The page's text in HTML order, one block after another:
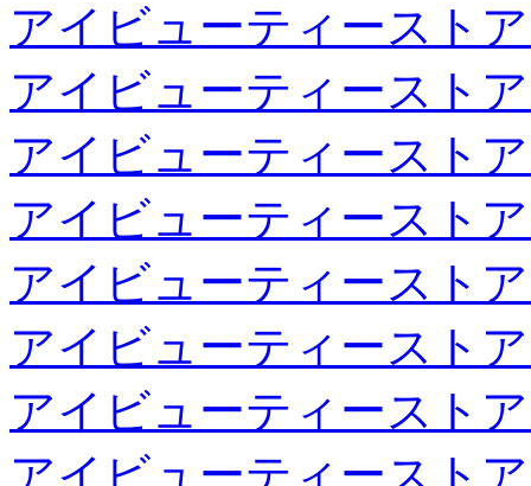
アイビューティースト
アイビューティースト
アイビューティースト
アイビューティースト
アイビューティースト
アイビューティースト
アイビューティースト
アイビューティースト